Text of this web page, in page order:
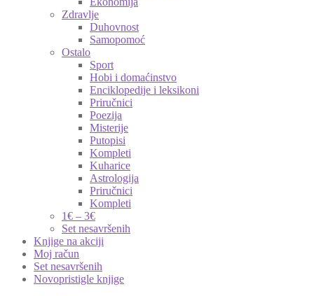
Zdravlje
Duhovnost
Samopomoć
Ostalo
Sport
Hobi i domaćinstvo
Enciklopedije i leksikoni
Priručnici
Poezija
Misterije
Putopisi
Kompleti
Kuharice
Astrologija
Priručnici
Kompleti
1€ – 3€
Set nesavršenih
Knjige na akciji
Moj račun
Set nesavršenih
Novopristigle knjige